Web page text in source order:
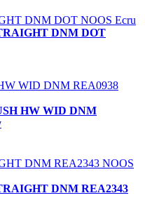
DNM DOT
HW WID DNM
DNM REA2343